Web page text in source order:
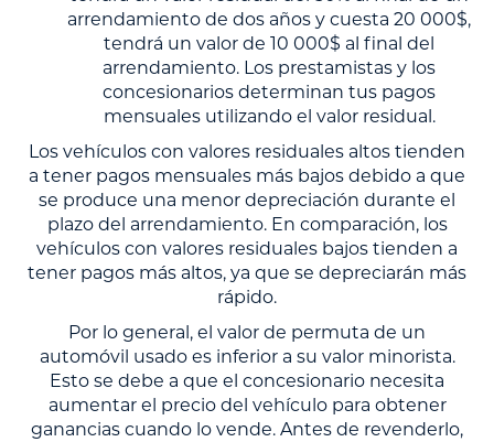
arrendamiento de dos años y cuesta 20 000$,
tendrá un valor de 10 000$ al final del
arrendamiento. Los prestamistas y los
concesionarios determinan tus pagos
mensuales utilizando el valor residual.
Los vehículos con valores residuales altos tienden
a tener pagos mensuales más bajos debido a que
se produce una menor depreciación durante el
plazo del arrendamiento. En comparación, los
vehículos con valores residuales bajos tienden a
tener pagos más altos, ya que se depreciarán más
rápido.
Por lo general, el valor de permuta de un
automóvil usado es inferior a su valor minorista.
Esto se debe a que el concesionario necesita
aumentar el precio del vehículo para obtener
ganancias cuando lo vende. Antes de revenderlo,